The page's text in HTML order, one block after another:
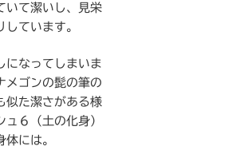
いて潔いし、見栄
しています。
になってしまいま
メゴンの髭の筆の
似た潔さがある様
６（土の化身）
には。